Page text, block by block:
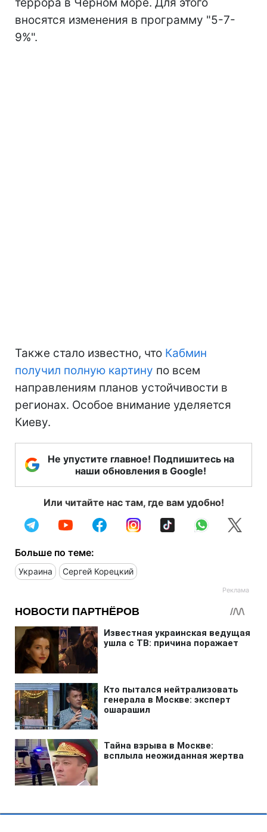
вносятся изменения в программу "5-7-
9%".
Также стало известно, что Кабмин
получил полную картину по всем
направлениям планов устойчивости в
регионах. Особое внимание уделяется
Киеву.
Не упустите главное! Подпишитесь на
наши обновления в Google!
Или читайте нас там, где вам удобно!
Больше по теме:
Украина Сергей Корецкий